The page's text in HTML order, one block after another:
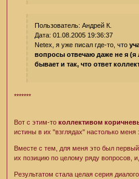
Пользователь: Андрей К.
Дата: 01.08.2005 19:36:37
Netex, я уже писал где-то, что
вопросы отвечаю даже не я (я
бывает и так, что ответ
*******
Вот с этим-токоллективом
истины в их "взглядах" настолько
Вместе с тем, для меня это был
их позицию по целому ряду вопросов,
Результатом стала целая серия